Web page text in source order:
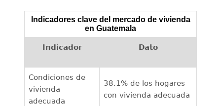
Indicadores clave del mercado de vivienda
en Guatemala
Indicador Dato
Condiciones de
vivienda
adecuada
38.1% de los hogares
con vivienda adecuada